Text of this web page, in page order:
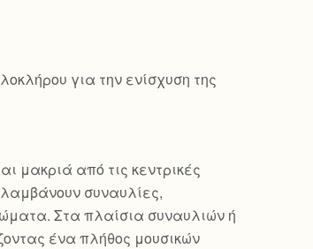
για την ενίσχυση της
μακριά από τις κεντρικές
συναυλίες,
Στα πλαίσια συναυλιών ή
ένα πλήθος μουσικών